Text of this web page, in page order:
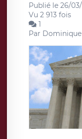
Publié le 26/03/
Vu 2 913 fois
1
Par Dominique